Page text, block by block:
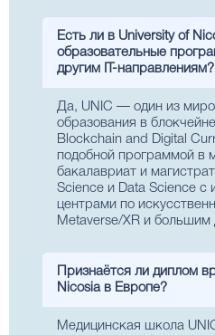
Есть ли в University of
образовательные
другим IT-направлениям?
Да, UNIC — один из
образования в
Blockchain and Digital
подобной программой в
бакалавриат и
Science и Data Science с
центрами по
Metaverse/XR и большим
Признаётся ли диплом
Nicosia в Европе?
Медицинская школа